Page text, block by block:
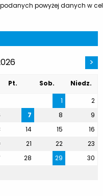
powyżej danych w
>
Pt. Sob.
Niedz.
1
2
7 8
9
14 15
16
21 22
23
28 29
30